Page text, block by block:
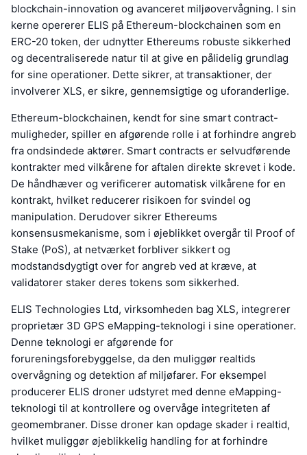
blockchain-innovation og avanceret miljøovervågning. I sin
kerne opererer ELIS på Ethereum-blockchainen som en
ERC-20 token, der udnytter Ethereums robuste sikkerhed
og decentraliserede natur til at give en pålidelig grundlag
for sine operationer. Dette sikrer, at transaktioner, der
involverer XLS, er sikre, gennemsigtige og uforanderlige.
Ethereum-blockchainen, kendt for sine smart contract-
muligheder, spiller en afgørende rolle i at forhindre angreb
fra ondsindede aktører. Smart contracts er selvudførende
kontrakter med vilkårene for aftalen direkte skrevet i kode.
De håndhæver og verificerer automatisk vilkårene for en
kontrakt, hvilket reducerer risikoen for svindel og
manipulation. Derudover sikrer Ethereums
konsensusmekanisme, som i øjeblikket overgår til Proof of
Stake (PoS), at netværket forbliver sikkert og
modstandsdygtigt over for angreb ved at kræve, at
validatorer staker deres tokens som sikkerhed.
ELIS Technologies Ltd, virksomheden bag XLS, integrerer
proprietær 3D GPS eMapping-teknologi i sine operationer.
Denne teknologi er afgørende for
forureningsforebyggelse, da den muliggør realtids
overvågning og detektion af miljøfarer. For eksempel
producerer ELIS droner udstyret med denne eMapping-
teknologi til at kontrollere og overvåge integriteten af
geomembraner. Disse droner kan opdage skader i realtid,
hvilket muliggør øjeblikkelig handling for at forhindre